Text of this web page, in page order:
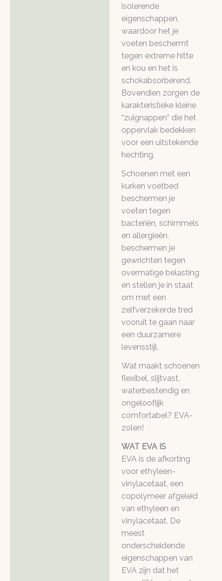
isolerende
eigenschappen,
waardoor het je
voeten beschermt
tegen extreme hitte
en kou en het is
schokabsorberend.
Bovendien zorgen de
karakteristieke kleine
“zuignappen” die het
oppervlak bedekken
voor een uitstekende
hechting.
Schoenen met een
kurken voetbed
beschermen je
voeten tegen
bacteriën, schimmels
en allergieën,
beschermen je
gewrichten tegen
overmatige belasting
en stellen je in staat
om met een
zelfverzekerde tred
vooruit te gaan naar
een duurzamere
levensstijl.
Wat maakt schoenen
flexibel, slijtvast,
waterbestendig en
ongelooflijk
comfortabel? EVA-
zolen!
WAT EVA IS
EVA is de afkorting
voor ethyleen-
vinylacetaat, een
copolymeer afgeleid
van ethyleen en
vinylacetaat. De
meest
onderscheidende
eigenschappen van
EVA zijn dat het